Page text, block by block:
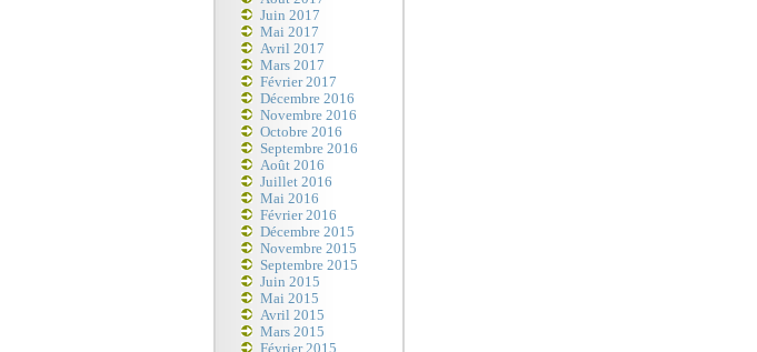
Juin 2017
Mai 2017
Avril 2017
Mars 2017
Février 2017
Décembre 2016
Novembre 2016
Octobre 2016
Septembre 2016
Août 2016
Juillet 2016
Mai 2016
Février 2016
Décembre 2015
Novembre 2015
Septembre 2015
Juin 2015
Mai 2015
Avril 2015
Mars 2015
Février 2015